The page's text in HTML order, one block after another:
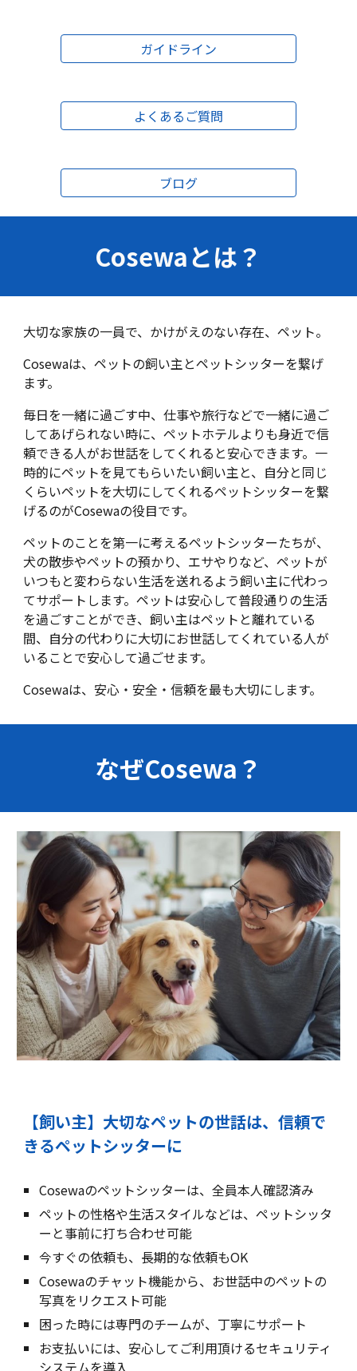
ガイドライン
よくあるご質問
ブログ
Cosewaとは？
大切な家族の一員で、かけがえのない存在、ペット。
Cosewaは、ペットの飼い主とペットシッターを繋げ
ます。
毎日を一緒に過ごす中、仕事や旅行などで一緒に過ご
してあげられない時に、ペットホテルよりも身近で信
頼できる人がお世話をしてくれると安心できます。一
時的にペットを見てもらいたい飼い主と、自分と同じ
くらいペットを大切にしてくれるペットシッターを繋
げるのがCosewaの役目です。
ペットのことを第一に考えるペットシッターたちが、
犬の散歩やペットの預かり、エサやりなど、ペットが
いつもと変わらない生活を送れるよう飼い主に代わっ
てサポートします。ペットは安心して普段通りの生活
を過ごすことができ、飼い主はペットと離れている
間、自分の代わりに大切にお世話してくれている人が
いることで安心して過ごせます。
Cosewaは、安心・安全・信頼を最も大切にします。
なぜCosewa？
【飼い主】大切なペットの世話は、信頼で
きるペットシッターに
Cosewaのペットシッターは、全員本人確認済み
ペットの性格や生活スタイルなどは、ペットシッタ
ーと事前に打ち合わせ可能
今すぐの依頼も、長期的な依頼もOK
Cosewaのチャット機能から、お世話中のペットの
写真をリクエスト可能
困った時には専門のチームが、丁寧にサポート
お支払いには、安心してご利用頂けるセキュリティ
システムを導入